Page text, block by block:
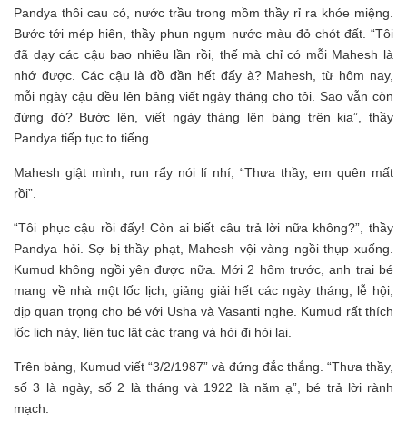
Pandya thôi cau có, nước trầu trong mồm thầy rỉ ra khóe miệng.
Bước tới mép hiên, thầy phun ngụm nước màu đỏ chót đất. “Tôi
đã dạy các cậu bao nhiêu lần rồi, thế mà chỉ có mỗi Mahesh là
nhớ được. Các cậu là đồ đần hết đấy à? Mahesh, từ hôm nay,
mỗi ngày cậu đều lên bảng viết ngày tháng cho tôi. Sao vẫn còn
đứng đó? Bước lên, viết ngày tháng lên bảng trên kia”, thầy
Pandya tiếp tục to tiếng.
Mahesh giật mình, run rẩy nói lí nhí, “Thưa thầy, em quên mất
rồi”.
“Tôi phục cậu rồi đấy! Còn ai biết câu trả lời nữa không?”, thầy
Pandya hỏi. Sợ bị thầy phạt, Mahesh vội vàng ngồi thụp xuống.
Kumud không ngồi yên được nữa. Mới 2 hôm trước, anh trai bé
mang về nhà một lốc lịch, giảng giải hết các ngày tháng, lễ hội,
dịp quan trọng cho bé với Usha và Vasanti nghe. Kumud rất thích
lốc lịch này, liên tục lật các trang và hỏi đi hỏi lại.
Trên bảng, Kumud viết “3/2/1987” và đứng đắc thắng. “Thưa thầy,
số 3 là ngày, số 2 là tháng và 1922 là năm ạ”, bé trả lời rành
mạch.